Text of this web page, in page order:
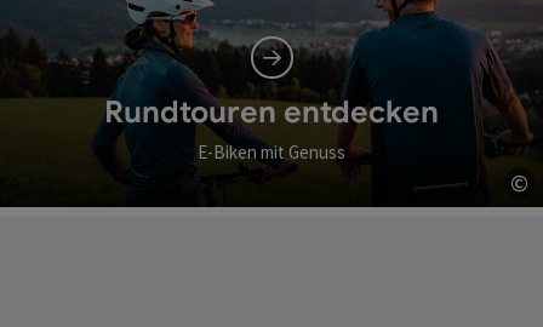
Rundtouren entdecken
E-Biken mit Genuss
©